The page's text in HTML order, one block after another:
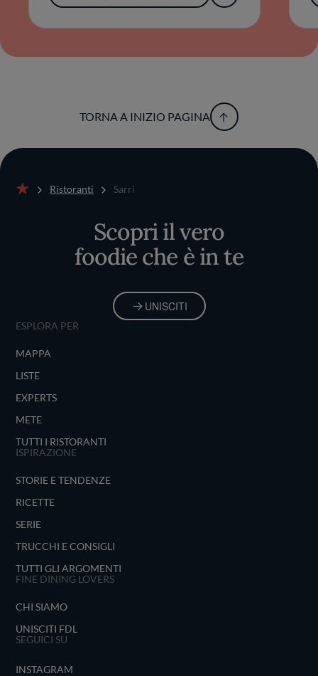
TORNA A INIZIO PAGINA
Ristoranti Sarri
Scopri il vero
foodie che è in te
UNISCITI
ESPLORA PER
MAPPA
LISTE
EXPERTS
METE
TUTTI I RISTORANTI
ISPIRAZIONE
STORIE E TENDENZE
RICETTE
SERIE
TRUCCHI E CONSIGLI
TUTTI GLI ARGOMENTI
FINE DINING LOVERS
CHI SIAMO
UNISCITI FDL
SEGUICI SU
INSTAGRAM